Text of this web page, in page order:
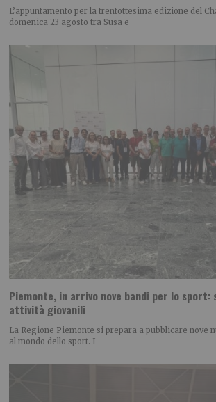
L’appuntamento per la trentottesima edizione del
domenica 23 agosto tra Susa e
Piemonte, in arrivo nove bandi per lo sport:
attività giovanili
La Regione Piemonte si prepara a pubblicare nove
al mondo dello sport. I